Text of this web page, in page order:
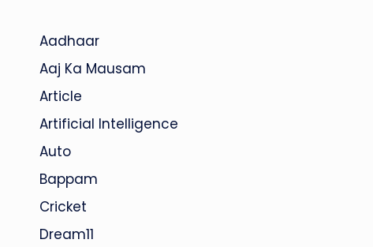
Aadhaar
Aaj Ka Mausam
Article
Artificial Intelligence
Auto
Bappam
Cricket
Dream11